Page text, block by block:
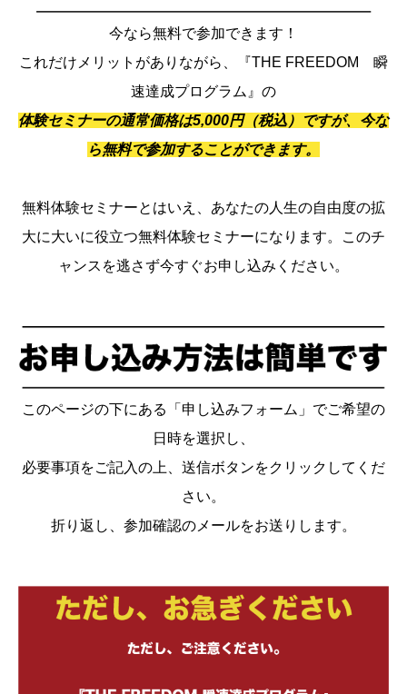
今なら無料で参加できます！
これだけメリットがありながら、『THE FREEDOM 瞬
速達成プログラム』の
体験セミナーの通常価格は5,000円（税込）ですが、今な
ら無料で参加することができます。
無料体験セミナーとはいえ、あなたの人生の自由度の拡
大に大いに役立つ無料体験セミナーになります。このチ
ャンスを逃さず今すぐお申し込みください。
このページの下にある「申し込みフォーム」でご希望の
日時を選択し、
必要事項をご記入の上、送信ボタンをクリックしてくだ
さい。
折り返し、参加確認のメールをお送りします。